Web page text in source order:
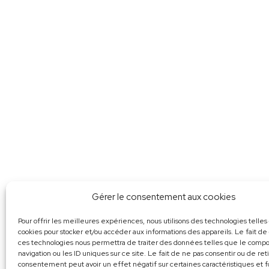
Gérer le consentement aux cookies
Pour offrir les meilleures expériences, nous utilisons des technologies
cookies pour stocker et/ou accéder aux informations des appareils. Le fait de
ces technologies nous permettra de traiter des données telles que le
navigation ou les ID uniques sur ce site. Le fait de ne pas consentir ou de
consentement peut avoir un effet négatif sur certaines caractéristiques et